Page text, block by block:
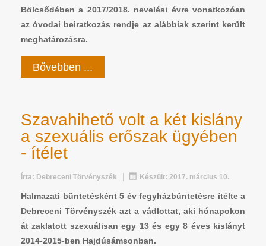
Bölcsődében a 2017/2018. nevelési évre vonatkozóan
az óvodai beiratkozás rendje az alábbiak szerint került
meghatározásra.
Bővebben ...
Szavahihető volt a két kislány
a szexuális erőszak ügyében
- ítélet
Írta: Debreceni Törvényszék Készült: 2017. március 10.
Halmazati büntetésként 5 év fegyházbüntetésre ítélte a
Debreceni Törvényszék azt a vádlottat, aki hónapokon
át zaklatott szexuálisan egy 13 és egy 8 éves kislányt
2014-2015-ben Hajdúsámsonban.